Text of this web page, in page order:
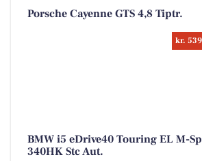
Porsche Cayenne GTS 4,8 Tiptr.
kr.
BMW i5 eDrive40 Touring EL M-
340HK Stc Aut.